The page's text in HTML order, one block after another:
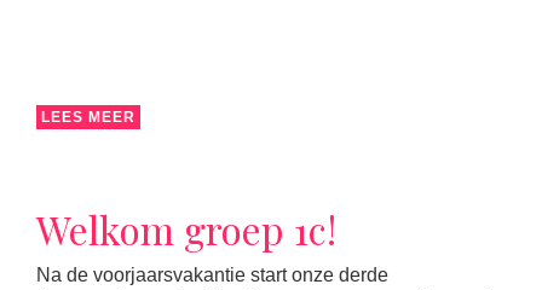
LEES MEER
Welkom groep 1c!
Na de voorjaarsvakantie start onze derde